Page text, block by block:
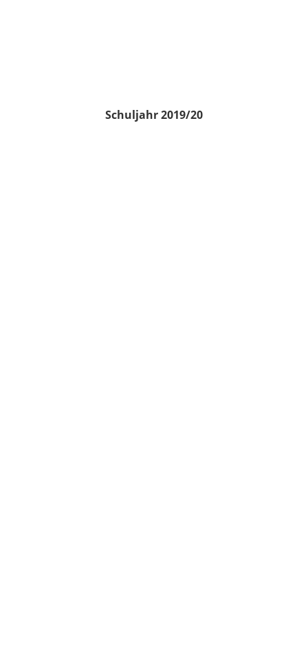
Schuljahr 2019/20